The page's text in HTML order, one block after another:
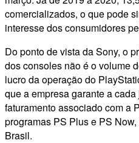
comercializados, o que pode
interesse dos consumidores
Do ponto de vista da Sony, o
dos consoles não é o volume
lucro da operação do
que a empresa garante a
faturamento associado com a
programas PS Plus e PS
Brasil.